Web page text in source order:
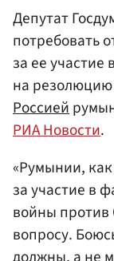
Депутат
потребовать
за ее участие
на резолюцию
Россией
РИА Новости.
«Румынии,
за участие в
войны против
вопросу.